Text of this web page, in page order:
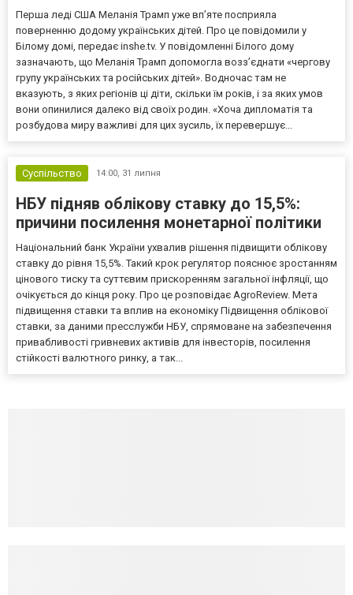
Перша леді США Меланія Трамп уже впʼяте посприяла
поверненню додому українських дітей. Про це повідомили у
Білому домі, передає inshe.tv. У повідомленні Білого дому
зазначають, що Меланія Трамп допомогла возз’єднати «чергову
групу українських та російських дітей». Водночас там не
вказують, з яких регіонів ці діти, скільки їм років, і за яких умов
вони опинилися далеко від своїх родин. «Хоча дипломатія та
розбудова миру важливі для цих зусиль, їх перевершує...
Суспільство 14:00, 31 липня
НБУ підняв облікову ставку до 15,5%:
причини посилення монетарної політики
Національний банк України ухвалив рішення підвищити облікову
ставку до рівня 15,5%. Такий крок регулятор пояснює зростанням
цінового тиску та суттєвим прискоренням загальної інфляції, що
очікується до кінця року. Про це розповідає AgroReview. Мета
підвищення ставки та вплив на економіку Підвищення облікової
ставки, за даними пресслужби НБУ, спрямоване на забезпечення
привабливості гривневих активів для інвесторів, посилення
стійкості валютного ринку, а так...